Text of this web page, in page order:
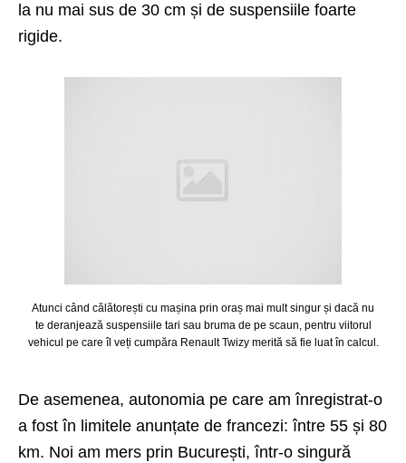
la nu mai sus de 30 cm și de suspensiile foarte
rigide.
Atunci când călătorești cu mașina prin oraș mai mult singur și dacă nu
te deranjează suspensiile tari sau bruma de pe scaun, pentru viitorul
vehicul pe care îl veți cumpăra Renault Twizy merită să fie luat în calcul.
De asemenea, autonomia pe care am înregistrat-o
a fost în limitele anunțate de francezi: între 55 și 80
km. Noi am mers prin București, într-o singură